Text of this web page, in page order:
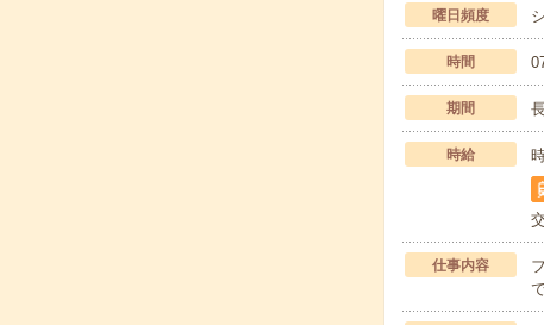
曜日頻度
時間
期間
時給
仕事内容